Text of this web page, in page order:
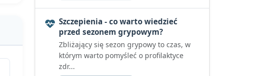
Szczepienia - co warto wiedzieć
przed sezonem grypowym?
Zbliżający się sezon grypowy to czas, w
którym warto pomyśleć o profilaktyce
zdr...